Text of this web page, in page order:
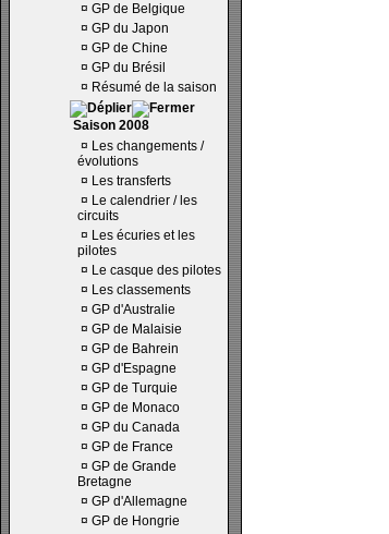
¤ GP de Belgique
¤ GP du Japon
¤ GP de Chine
¤ GP du Brésil
¤ Résumé de la saison
Saison 2008
¤ Les changements /
évolutions
¤ Les transferts
¤ Le calendrier / les
circuits
¤ Les écuries et les
pilotes
¤ Le casque des pilotes
¤ Les classements
¤ GP d'Australie
¤ GP de Malaisie
¤ GP de Bahrein
¤ GP d'Espagne
¤ GP de Turquie
¤ GP de Monaco
¤ GP du Canada
¤ GP de France
¤ GP de Grande
Bretagne
¤ GP d'Allemagne
¤ GP de Hongrie